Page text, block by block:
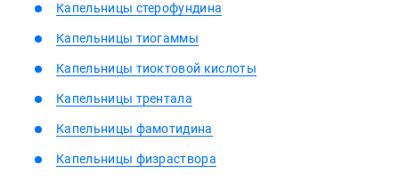
Капельницы стерофундина
Капельницы тиогаммы
Капельницы тиоктовой кислоты
Капельницы трентала
Капельницы фамотидина
Капельницы физраствора